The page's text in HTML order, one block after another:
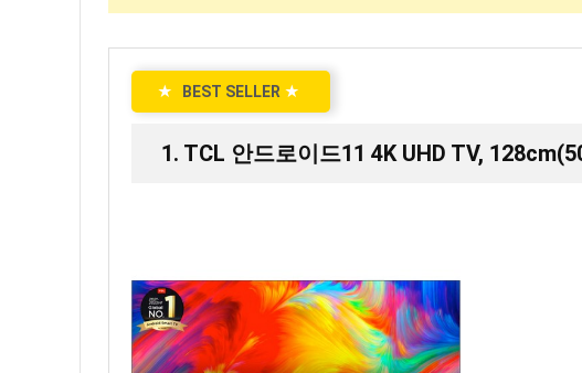
★ BEST SELLER ★
1. TCL 안드로이드11 4K UHD TV,